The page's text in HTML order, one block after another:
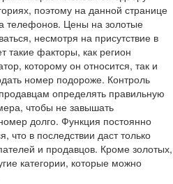
поэтому на данной странице
телефонов. Цены на золотые
несмотря на присутствие в
такие факторы, как регион
которому он относится, так и
номер подороже. Контроль
определять правильную
чтобы не завышать
долго. Функция постоянно
что в последствии даст только
и продавцов. Кроме золотых,
категории, которые можно